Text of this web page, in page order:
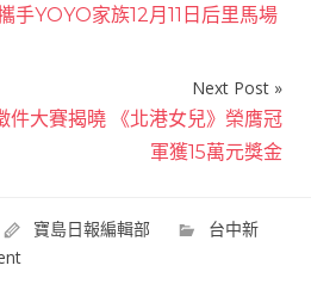
手YOYO家族12月11日后里馬場
Next Post
件大賽揭曉 《北港女兒》榮膺冠
軍獲15萬元獎金
寶島日報編輯部
台中新